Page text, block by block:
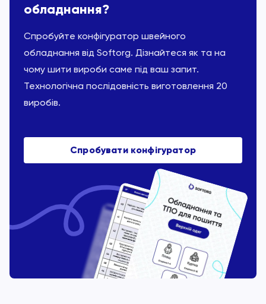
обладнання?
Спробуйте конфігуратор швейного
обладнання від Softorg. Дізнайтеся як та на
чому шити вироби саме під ваш запит.
Технологічна послідовність виготовлення 20
виробів.
Спробувати конфігуратор